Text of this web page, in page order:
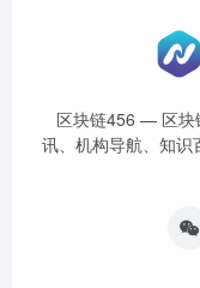
区块链456 — 区块
讯、机构导航、知识